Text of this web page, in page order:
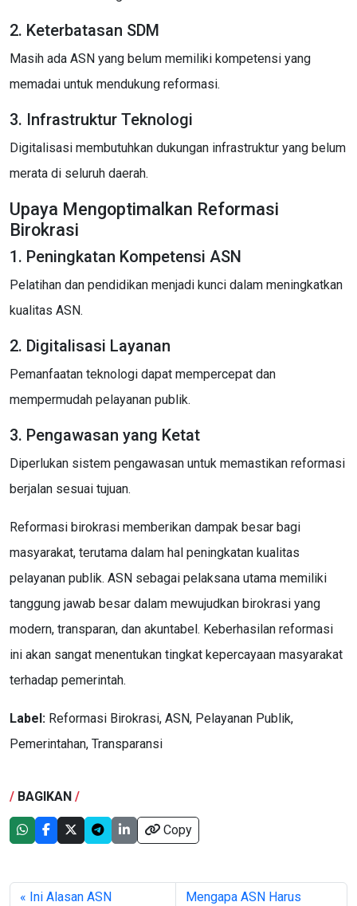
2. Keterbatasan SDM
Masih ada ASN yang belum memiliki kompetensi yang
memadai untuk mendukung reformasi.
3. Infrastruktur Teknologi
Digitalisasi membutuhkan dukungan infrastruktur yang belum
merata di seluruh daerah.
Upaya Mengoptimalkan Reformasi
Birokrasi
1. Peningkatan Kompetensi ASN
Pelatihan dan pendidikan menjadi kunci dalam meningkatkan
kualitas ASN.
2. Digitalisasi Layanan
Pemanfaatan teknologi dapat mempercepat dan
mempermudah pelayanan publik.
3. Pengawasan yang Ketat
Diperlukan sistem pengawasan untuk memastikan reformasi
berjalan sesuai tujuan.
Reformasi birokrasi memberikan dampak besar bagi
masyarakat, terutama dalam hal peningkatan kualitas
pelayanan publik. ASN sebagai pelaksana utama memiliki
tanggung jawab besar dalam mewujudkan birokrasi yang
modern, transparan, dan akuntabel. Keberhasilan reformasi
ini akan sangat menentukan tingkat kepercayaan masyarakat
terhadap pemerintah.
Label: Reformasi Birokrasi, ASN, Pelayanan Publik,
Pemerintahan, Transparansi
/ BAGIKAN /
Copy
« Ini Alasan ASN
Mengapa ASN Harus